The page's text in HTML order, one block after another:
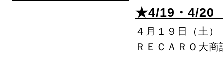
★4/19・4/20
４月１９日（土
ＲＥＣＡＲＯ大